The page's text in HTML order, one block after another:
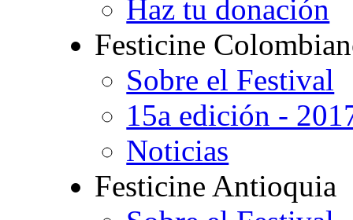
Haz tu donación
Festicine
Sobre el Festival
15a edición -
Noticias
Festicine Antioquia